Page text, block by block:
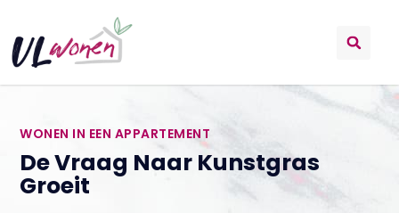
WONEN IN EEN APPARTEMENT
De Vraag Naar Kunstgras
Groeit